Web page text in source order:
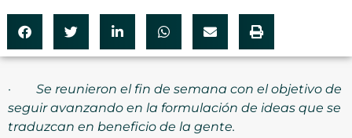
· Se reunieron el fin de semana con el objetivo de
seguir avanzando en la formulación de ideas que se
traduzcan en beneficio de la gente.